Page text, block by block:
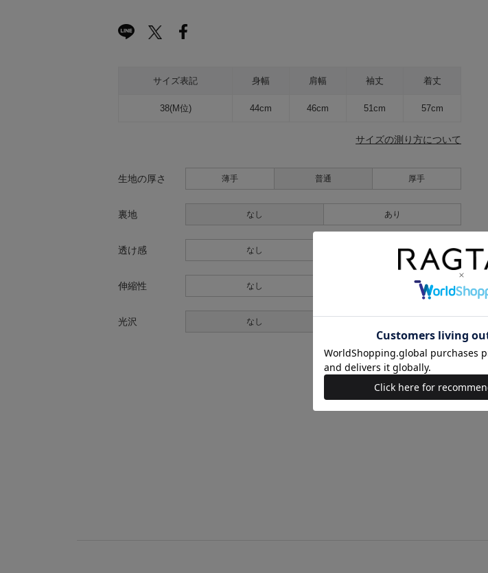
サイズ表記 身幅 肩幅 袖丈 着丈
38(M位) 44cm 46cm 51cm 57cm
サイズの測り方について
生地の厚さ 薄手 普通 厚手
裏地 なし あり
透け感 なし あり
伸縮性 なし
光沢 なし